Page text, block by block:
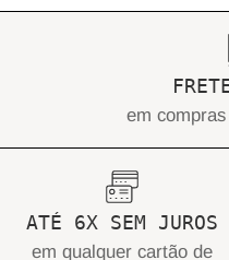
em
ATÉ 6X SEM JUROS
em qualquer cartão de